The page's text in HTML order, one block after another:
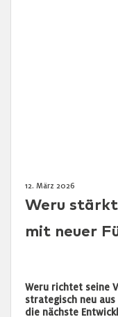
12. März 2026
Weru
mit neuer
Weru richtet seine
strategisch neu
die nächste